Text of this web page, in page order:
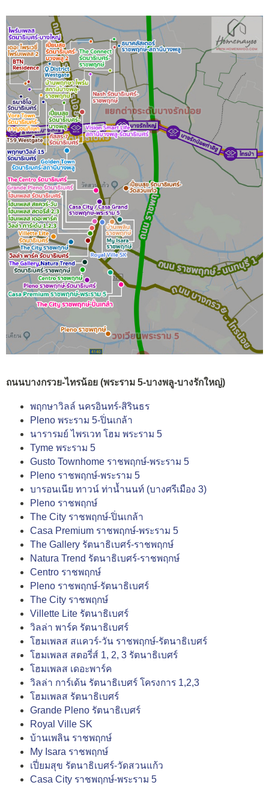
ถนนบางกรวย-ไทรน้อย (พระราม 5-บางพลู-บางรักใหญ่)
พฤกษาวิลล์ นครอินทร์-สิรินธร
Pleno พระราม 5-ปิ่นเกล้า
นารารมย์ ไพรเวท โฮม พระราม 5
Tyme พระราม 5
Gusto Townhome ราชพฤกษ์-พระราม 5
Pleno ราชพฤกษ์-พระราม 5
บารอนเนีย ทาวน์ ท่าน้ำนนท์ (บางศรีเมือง 3)
Pleno ราชพฤกษ์
The City ราชพฤกษ์-ปิ่นเกล้า
Casa Premium ราชพฤกษ์-พระราม 5
The Gallery รัตนาธิเบศร์-ราชพฤกษ์
Natura Trend รัตนาธิเบศร์-ราชพฤกษ์
Centro ราชพฤกษ์
Pleno ราชพฤกษ์-รัตนาธิเบศร์
The City ราชพฤกษ์
Villette Lite รัตนาธิเบศร์
วิลล่า พาร์ค รัตนาธิเบศร์
โฮมเพลส สแควร์-วัน ราชพฤกษ์-รัตนาธิเบศร์
โฮมเพลส สตอรี่ส์ 1, 2, 3 รัตนาธิเบศร์
โฮมเพลส เดอะพาร์ค
วิลล่า การ์เด้น รัตนาธิเบศร์ โครงการ 1,2,3
โฮมเพลส รัตนาธิเบศร์
Grande Pleno รัตนาธิเบศร์
Royal Ville SK
บ้านเพลิน ราชพฤกษ์
My Isara ราชพฤกษ์
เปี่ยมสุข รัตนาธิเบศร์-วัดสวนแก้ว
Casa City ราชพฤกษ์-พระราม 5